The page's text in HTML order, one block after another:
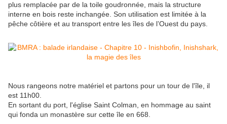
plus remplacée par de la toile goudronnée, mais la structure
interne en bois reste inchangée. Son utilisation est limitée à la
pêche côtière et au transport entre les îles de l’Ouest du pays.
Nous rangeons notre matériel et partons pour un tour de l'île, il
est 11h00.
En sortant du port, l'église Saint Colman, en hommage au saint
qui fonda un monastère sur cette île en 668.